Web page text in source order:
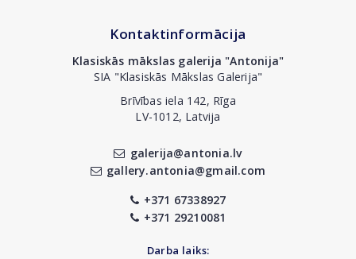
Kontaktinformācija
Klasiskās mākslas galerija "Antonija"
SIA "Klasiskās Mākslas Galerija"
Brīvības iela 142, Rīga
LV-1012, Latvija
galerija@antonia.lv
gallery.antonia@gmail.com
+371 67338927
+371 29210081
Darba laiks: